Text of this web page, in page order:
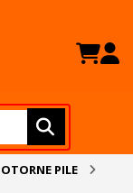
PILE